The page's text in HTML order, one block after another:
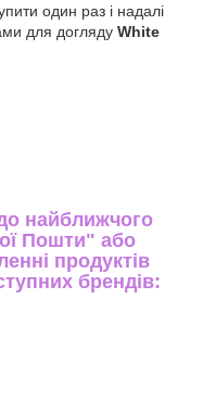
один раз і надалі
для догляду White
найближчого
Пошти" або
продуктів
брендів: